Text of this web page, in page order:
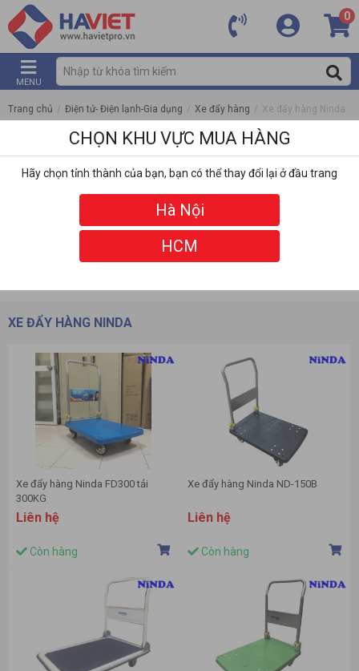
0
MENU
Trang chủ / Điện tử- Điện lạnh-Gia dụng / Xe đẩy hàng / Xe đẩy hàng Ninda
XE ĐẨY HÀNG NINDA
Xe đẩy hàng Ninda FD300 tải
300KG
Liên hệ
Còn hàng
Xe đẩy hàng Ninda ND-150B
Liên hệ
Còn hàng
CHỌN KHU VỰC MUA HÀNG
Hãy chọn tỉnh thành của bạn, bạn có thể thay đổi lại ở đầu trang
Hà Nội
HCM